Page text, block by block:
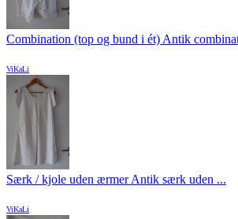
Combination (top og bund i ét) Antik
ViKaLi
Særk / kjole uden ærmer Antik særk uden ...
ViKaLi